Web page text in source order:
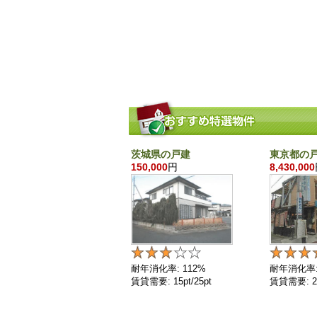
茨城県の戸建
150,000円
耐年消化率: 112%
賃貸需要: 15pt/25pt
東京都の
8,430,000
耐年消化
賃貸需要: